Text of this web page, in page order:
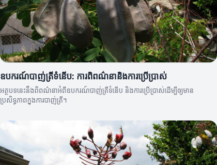
ឧបករណ៍បាញ់ត្រីទំនើប: ការពិពណ៌នានិងការប្រើប្រាស់
អត្ថបទនេះនឹងពិពណ៌នាអំពីឧបករណ៍បាញ់ត្រីទំនើប និងការប្រើប្រាស់ដើម្បីឲ្យមាន
ប្រសិទ្ធភាពក្នុងការបាញ់ត្រី។